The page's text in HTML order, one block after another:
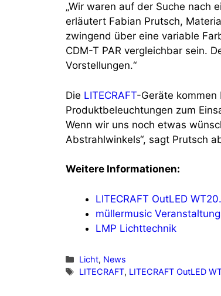
„Wir waren auf der Suche nach
erläutert Fabian Prutsch,
zwingend über eine variable
CDM-T PAR vergleichbar sein.
Vorstellungen.“
Die LITECRAFT-Geräte
Produktbeleuchtungen zum
Wenn wir uns noch etwas
Abstrahlwinkels“, sagt Prutsch
Weitere Informationen:
LITECRAFT OutLED
müllermusic
LMP Lichttechnik
Kategorien
Licht, News
Schlagwörter
LITECRAFT, LITECRAFT OutLED